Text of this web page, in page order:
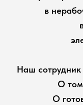
в
Наш сотрудник
О том
О